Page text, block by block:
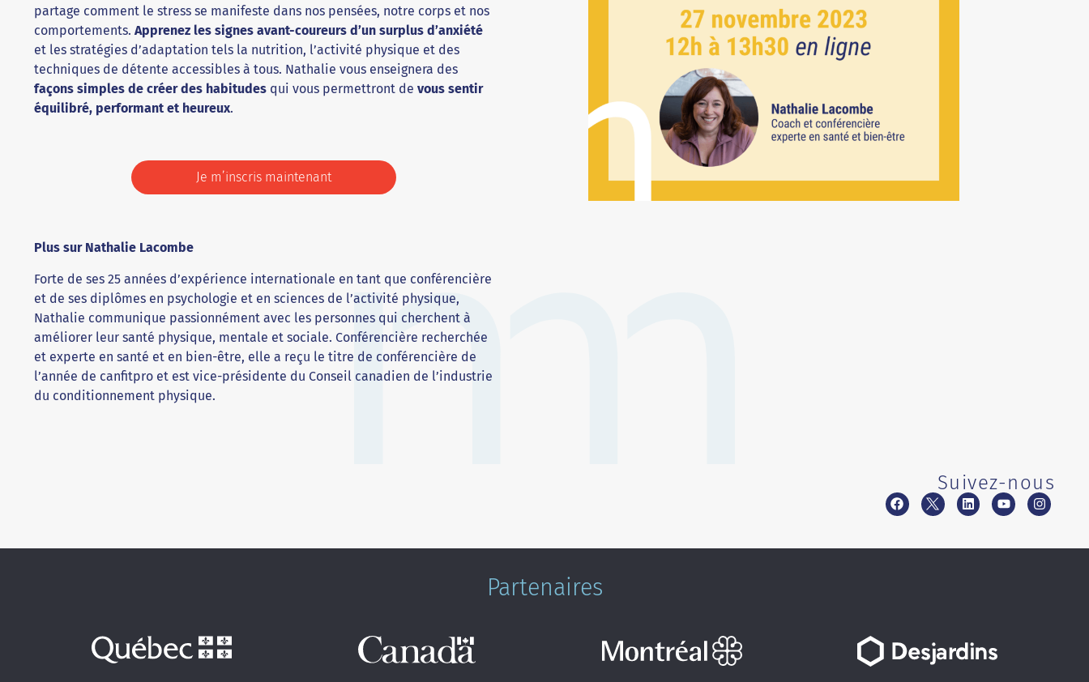
partage comment le stress se manifeste dans nos pensées, notre corps et nos
comportements. Apprenez les signes avant-coureurs d’un surplus d’anxiété
et les stratégies d’adaptation tels la nutrition, l’activité physique et des
techniques de détente accessibles à tous. Nathalie vous enseignera des
façons simples de créer des habitudes qui vous permettront de vous sentir
équilibré, performant et heureux.
Je m’inscris maintenant
Plus sur Nathalie Lacombe
Forte de ses 25 années d’expérience internationale en tant que conférencière
et de ses diplômes en psychologie et en sciences de l’activité physique,
Nathalie communique passionnément avec les personnes qui cherchent à
améliorer leur santé physique, mentale et sociale. Conférencière recherchée
et experte en santé et en bien-être, elle a reçu le titre de conférencière de
l’année de canfitpro et est vice-présidente du Conseil canadien de l’industrie
du conditionnement physique.
Suivez-nous
Partenaires